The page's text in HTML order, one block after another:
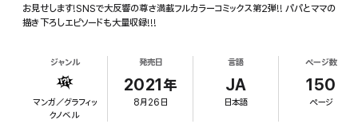
お見せします!SNSで大反響の尊さ満載フルカラーコミックス第2弾!! パパとママの
描き下ろしエピソードも大量収録!!!
ジャンル
マンガ／グラフィッ
クノベル
発売日
2021年
8月26日
言語
JA
日本語
ページ数
150
ページ